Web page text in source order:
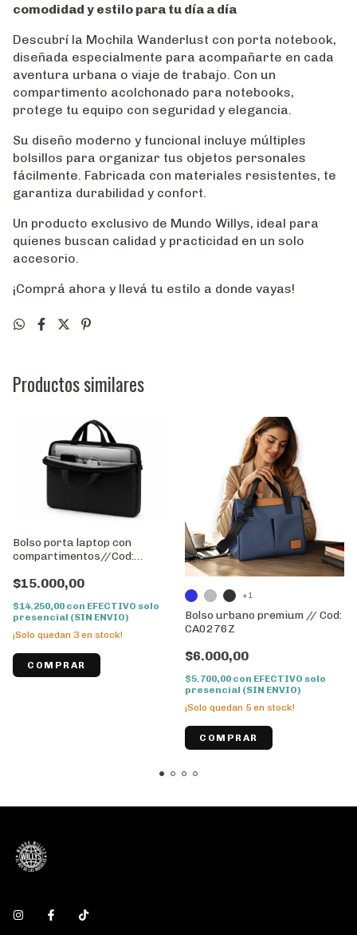
comodidad y estilo para tu día a día
Descubrí la Mochila Wanderlust con porta notebook,
diseñada especialmente para acompañarte en cada
aventura urbana o viaje de trabajo. Con un
compartimento acolchonado para notebooks,
protege tu equipo con seguridad y elegancia.
Su diseño moderno y funcional incluye múltiples
bolsillos para organizar tus objetos personales
fácilmente. Fabricada con materiales resistentes, te
garantiza durabilidad y confort.
Un producto exclusivo de Mundo Willys, ideal para
quienes buscan calidad y practicidad en un solo
accesorio.
¡Comprá ahora y llevá tu estilo a donde vayas!
Productos similares
Bolso porta laptop con
compartimentos//Cod:
$15.000,00
$14.250,00 con EFECTIVO solo
presencial (SIN ENVIO)
¡Solo quedan 3 en stock!
Bolso urbano premium // Cod:
CA0276Z
$6.000,00
$5.700,00 con EFECTIVO solo
presencial (SIN ENVIO)
¡Solo quedan 5 en stock!
+1
COMPRAR